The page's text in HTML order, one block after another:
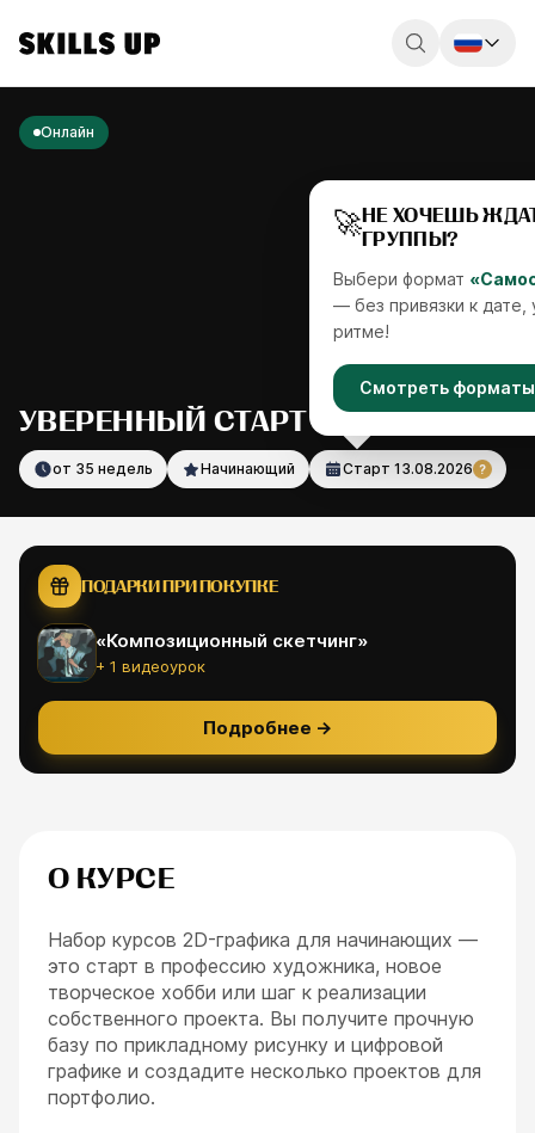
English
Онлайн
УВЕРЕННЫЙ СТАРТ В 2D
от 35 недель Начинающий Старт 13.08.2026 ?
🚀НЕ ХОЧЕШЬ
ГРУППЫ?
Выбери формат
— без привязки к дате,
ритме!
Смотреть форматы
ПОДАРКИ ПРИ ПОКУПКЕ
«Композиционный скетчинг»
+ 1 видеоурок
Подробнее →
О КУРСЕ
Набор курсов 2D-графика для начинающих —
это старт в профессию художника, новое
творческое хобби или шаг к реализации
собственного проекта. Вы получите прочную
базу по прикладному рисунку и цифровой
графике и создадите несколько проектов для
портфолио.